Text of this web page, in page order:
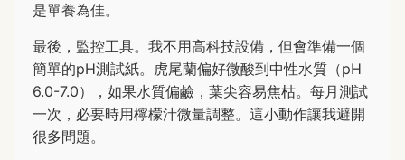
是單養為佳。
最後，監控工具。我不用高科技設備，但會準備一個
簡單的pH測試紙。虎尾蘭偏好微酸到中性水質（pH
6.0-7.0），如果水質偏鹼，葉尖容易焦枯。每月測試
一次，必要時用檸檬汁微量調整。這小動作讓我避開
很多問題。